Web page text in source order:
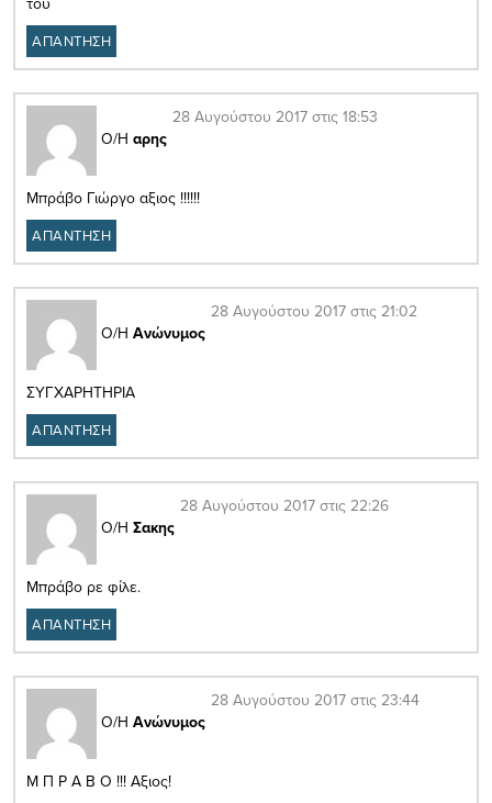
ΑΠΑΝΤΗΣΗ
Ο/Η αρης
28 Αυγούστου 2017 στις 18:53
Μπράβο Γιώργο αξιος !!!!!!
ΑΠΑΝΤΗΣΗ
Ο/Η Ανώνυμος
28 Αυγούστου 2017 στις 21:02
ΣΥΓΧΑΡΗΤΗΡΙΑ
ΑΠΑΝΤΗΣΗ
Ο/Η Σακης
28 Αυγούστου 2017 στις 22:26
Μπράβο ρε φίλε.
ΑΠΑΝΤΗΣΗ
Ο/Η Ανώνυμος
28 Αυγούστου 2017 στις 23:44
Μ Π Ρ Α Β Ο !!! Αξιος!